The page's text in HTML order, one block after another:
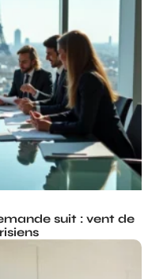
suit : vent de